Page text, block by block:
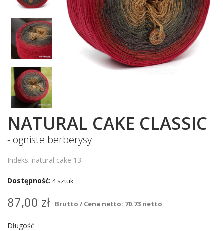
NATURAL CAKE CLASSIC
- ogniste berberysy
Indeks: natural cake 13
Dostępność: 4 sztuk
87,00 zł Brutto / Cena netto: 70.73 netto
Długość